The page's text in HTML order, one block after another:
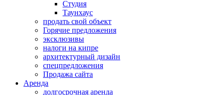
Студия
Таунхаус
продать свой объект
Горячие предложения
эксклюзивы
налоги на кипре
архитектурный дизайн
спецпредложения
Продажа сайта
Аренда
долгосрочная аренда